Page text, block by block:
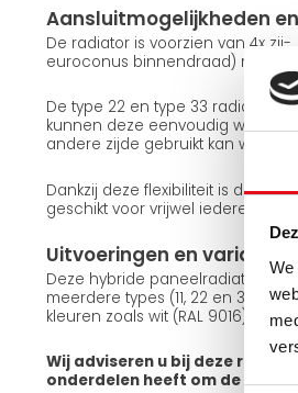
Aansluitmogelijkheden
De radiator is voorzien van 4x
euroconus binnendraad) met
De type 22 en type 33 radiatoren
kunnen deze eenvoudig
andere zijde gebruikt kan
Dankzij deze flexibiliteit is de
geschikt voor vrijwel iedere
Uitvoeringen en varianten
Deze hybride paneelradiator is
meerdere types (11, 22 en 33),
kleuren zoals wit (RAL 9016) en
Wij adviseren u bij deze
onderdelen heeft om de